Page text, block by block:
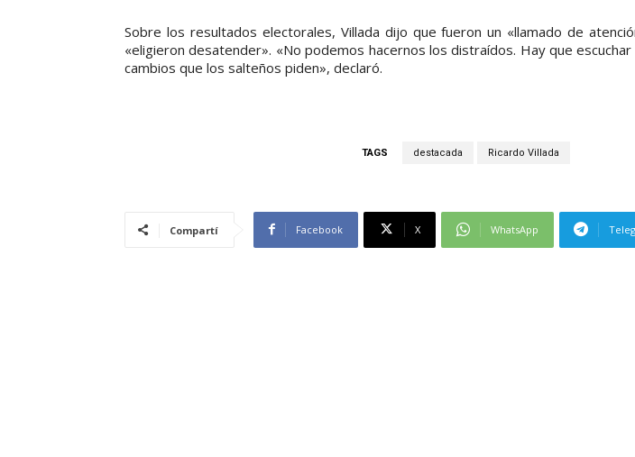
Sobre los resultados electorales, Villada dijo que fueron un «llamado de
«eligieron desatender». «No podemos hacernos los distraídos. Hay que
cambios que los salteños piden», declaró.
TAGS destacada Ricardo Villada
Compartí Facebook X WhatsApp